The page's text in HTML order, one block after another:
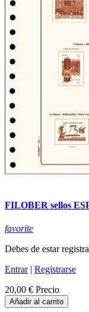
FILOBER sellos
favorite
Debes de estar
Entrar| Registrarse
20,00 € Precio
Añadir al carrito